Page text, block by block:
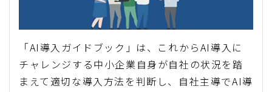
「AI導入ガイドブック」は、これからAI導入に
チャレンジする中小企業自身が自社の状況を踏
まえて適切な導入方法を判断し、自社主導でAI導